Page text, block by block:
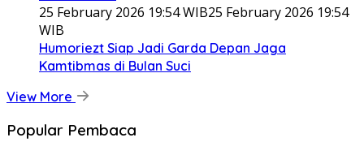
25 February 2026 19:54 WIB25 February 2026 19:54
WIB
Humoriezt Siap Jadi Garda Depan Jaga
Kamtibmas di Bulan Suci
View More
Popular Pembaca